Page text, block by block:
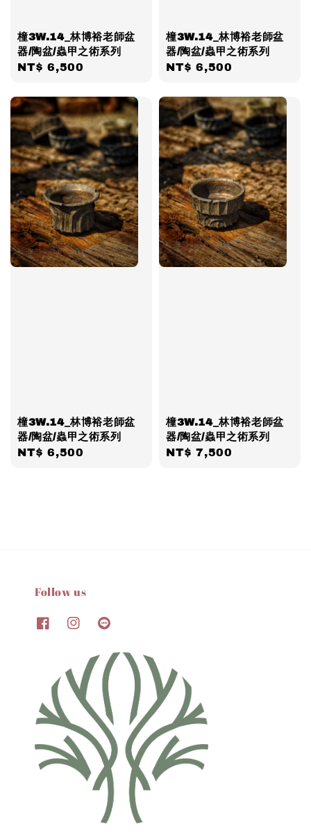
橦3W.14_林博裕老師盆
器/陶盆/蟲甲之術系列
Regular
NT$ 6,500
橦3W.14_林博裕老師盆
器/陶盆/蟲甲之術系列
Regular
NT$ 6,500
橦3W.14_林博裕老師盆
器/陶盆/蟲甲之術系列
Regular
NT$ 6,500
橦3W.14_林博裕老師盆
器/陶盆/蟲甲之術系列
Regular
NT$ 7,500
Follow us